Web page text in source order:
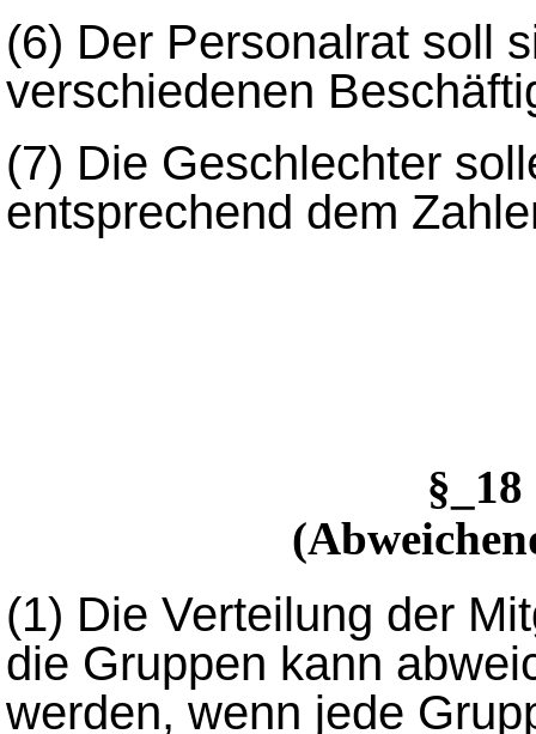
(6) Der Personalrat soll
verschiedenen
(7) Die Geschlechter
entsprechend dem
(1) Die Verteilung der
die Gruppen kann
werden, wenn jede